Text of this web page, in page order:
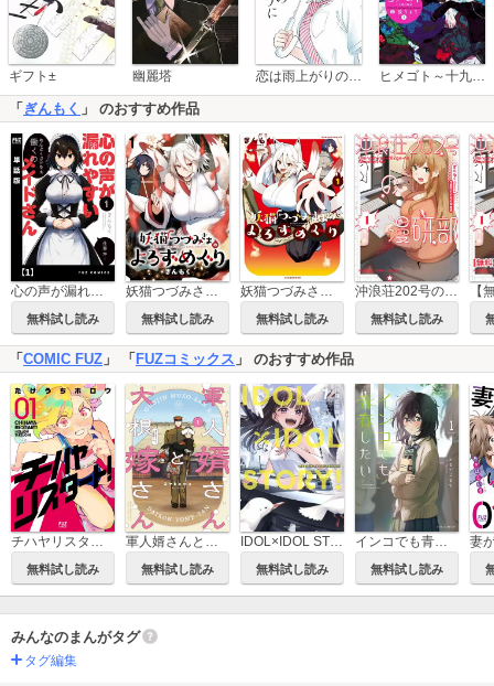
ギフト± 幽麗塔 恋は雨上がりのように ヒメゴト～十九歳の制服～
「 ぎんもく 」 のおすすめ作品
心の声が漏れやすいメイドさん【単話版】
無料試し読み
妖猫つづみさまのよろずめぐり 【連載版】
無料試し読み
妖猫つづみさまのよろずめぐり
無料試し読み
沖浪荘202号の漫研部
無料試し読み
「 COMIC FUZ 」 「 FUZコミックス 」 のおすすめ作品
無料試し読み 無料試し読み 無料試し読み 無料試し読み
みんなのまんがタグ
タグ編集